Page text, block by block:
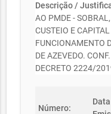
Descrição /
AO PMDE -
CUSTEIO E
FUNCIONAMENTO
DE AZEVEDO.
DECRETO 2224/
Número:
Data